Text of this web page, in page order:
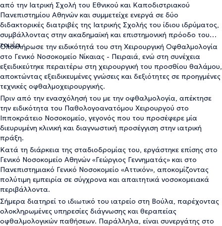
από την Ιατρική Σχολή του Εθνικού και Καποδιστριακού
Πανεπιστημίου Αθηνών και συμμετείχε ενεργά σε δύο
διδακτορικές διατριβές της Ιατρικής Σχολής του ίδιου ιδρύματος,
συμβάλλοντας στην ακαδημαϊκή και επιστημονική πρόοδο του
τομέα.
Ολοκλήρωσε την ειδικότητά του στη Χειρουργική Οφθαλμολογία
στο Γενικό Νοσοκομείο Νίκαιας - Πειραιά, ενώ στη συνέχεια
εξειδικεύτηκε περαιτέρω στη χειρουργική του προσθίου θαλάμου,
αποκτώντας εξειδικευμένες γνώσεις και δεξιότητες σε προηγμένες
τεχνικές οφθαλμοχειρουργικής.
Πριν από την ενασχόλησή του με την οφθαλμολογία, απέκτησε
την ειδικότητα του Παθολογοανατόμου Χειρουργού στο
Ιπποκράτειο Νοσοκομείο, γεγονός που του προσέφερε μία
διευρυμένη κλινική και διαγνωστική προσέγγιση στην ιατρική
πράξη.
Κατά τη διάρκεια της σταδιοδρομίας του, εργάστηκε επίσης στο
Γενικό Νοσοκομείο Αθηνών «Γεώργιος Γεννηματάς» και στο
Πανεπιστημιακό Γενικό Νοσοκομείο «Αττικόν», αποκομίζοντας
πολύτιμη εμπειρία σε σύγχρονα και απαιτητικά νοσοκομειακά
περιβάλλοντα.
Σήμερα διατηρεί το ιδιωτικό του ιατρείο στη Βούλα, παρέχοντας
ολοκληρωμένες υπηρεσίες διάγνωσης και θεραπείας
οφθαλμολογικών παθήσεων. Παράλληλα, είναι συνεργάτης στο